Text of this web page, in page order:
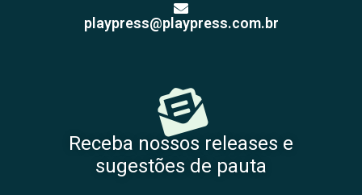
playpress@playpress.com.br
Receba nossos releases e
sugestões de pauta